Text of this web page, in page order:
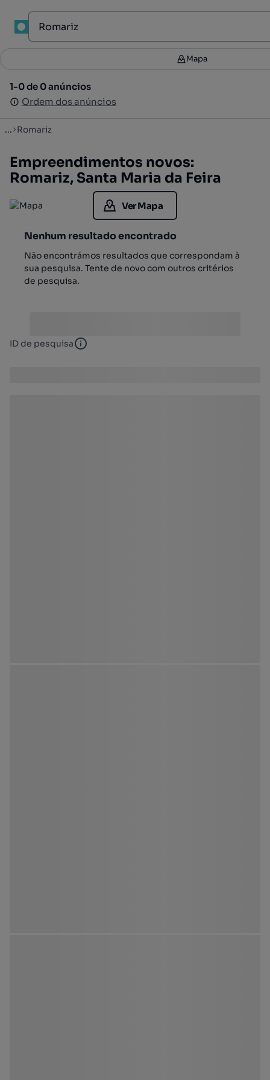
Filtros
1-0 de 0 anúncios
Ordem dos anúncios
Mapa
1-0 de 0 anúncios
Ordem dos anúncios
... Romariz
Empreendimentos novos:
Romariz, Santa Maria da Feira
Ver Mapa
Nenhum resultado encontrado
Não encontrámos resultados que correspondam à
sua pesquisa. Tente de novo com outros critérios
de pesquisa.
ID de pesquisa ID de pesquisa